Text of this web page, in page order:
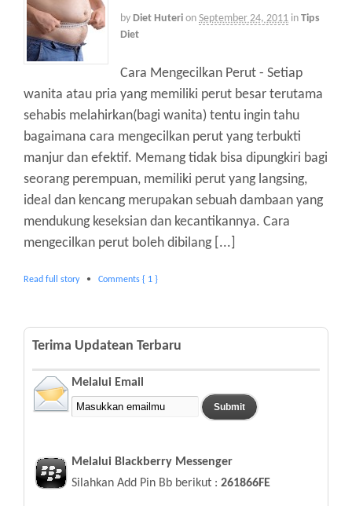
by Diet Huteri on September 24, 2011 in Tips
Diet
Cara Mengecilkan Perut - Setiap
wanita atau pria yang memiliki perut besar terutama
sehabis melahirkan(bagi wanita) tentu ingin tahu
bagaimana cara mengecilkan perut yang terbukti
manjur dan efektif. Memang tidak bisa dipungkiri bagi
seorang perempuan, memiliki perut yang langsing,
ideal dan kencang merupakan sebuah dambaan yang
mendukung keseksian dan kecantikannya. Cara
mengecilkan perut boleh dibilang [...]
Read full story • Comments { 1 }
Terima Updatean Terbaru
Melalui Email
Melalui Blackberry Messenger
Silahkan Add Pin Bb berikut : 261866FE